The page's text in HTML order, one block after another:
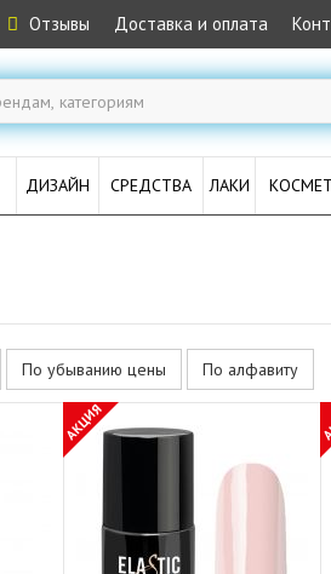
Отзывы Доставка и оплата
ДИЗАЙН СРЕДСТВА ЛАКИ
По убыванию цены По алфавиту
АКЦИЯ